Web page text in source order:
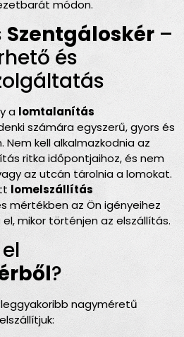
módon.
Szentgáloskér –
és
a lomtalanítás
számára egyszerű, gyors és
kell alkalmazkodnia az
ritka időpontjaihoz, és nem
az utcán tárolnia a lomokat.
lomelszállítás
mértékben az Ön igényeihez
mikor történjen az elszállítás.
?
nagyméretű